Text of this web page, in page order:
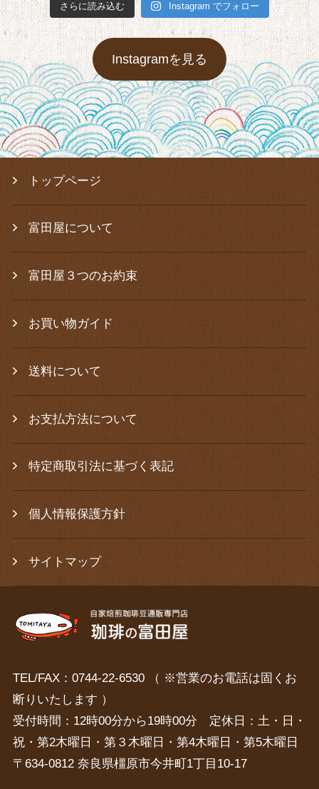
さらに読み込む Instagram でフォロー
Instagramを見る
トップページ
富田屋について
富田屋３つのお約束
お買い物ガイド
送料について
お支払方法について
特定商取引法に基づく表記
個人情報保護方針
サイトマップ
TEL/FAX：0744-22-6530 （ ※営業のお電話は固くお
断りいたします ）
受付時間：12時00分から19時00分 定休日：土・日・
祝・第2木曜日・第３木曜日・第4木曜日・第5木曜日
〒634-0812 奈良県橿原市今井町1丁目10-17